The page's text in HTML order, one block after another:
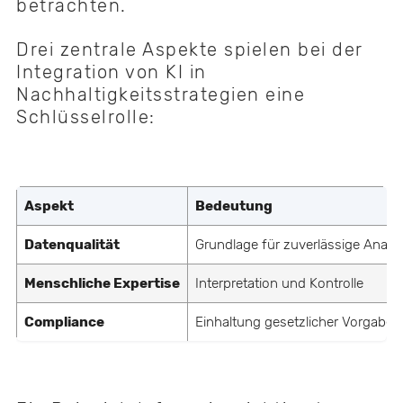
betrachten.
Drei zentrale Aspekte spielen bei der
Integration von KI in
Nachhaltigkeitsstrategien eine
Schlüsselrolle:
Aspekt Bedeutung
Datenqualität Grundlage für zuverlässige
Menschliche Expertise Interpretation und Kontrolle
Compliance Einhaltung gesetzlicher Vorgaben